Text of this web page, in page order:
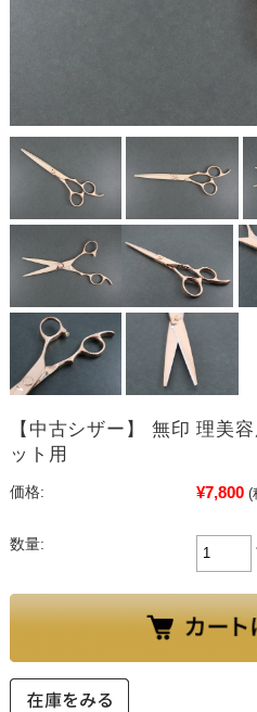
【中古シザー】 無印 理美
ット用
価格: ¥7,800 (
数量: